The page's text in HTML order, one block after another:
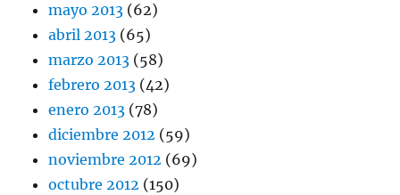
mayo 2013 (62)
abril 2013 (65)
marzo 2013 (58)
febrero 2013 (42)
enero 2013 (78)
diciembre 2012 (59)
noviembre 2012 (69)
octubre 2012 (150)